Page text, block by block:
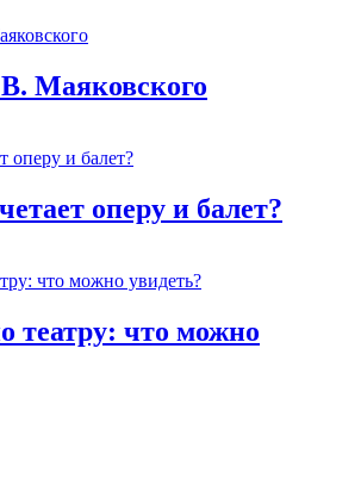
Маяковского
оперу и балет?
театру: что можно